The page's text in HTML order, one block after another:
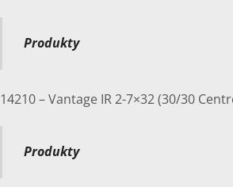
Produkty
14210 – Vantage IR 2-7×32 (30/30
Produkty